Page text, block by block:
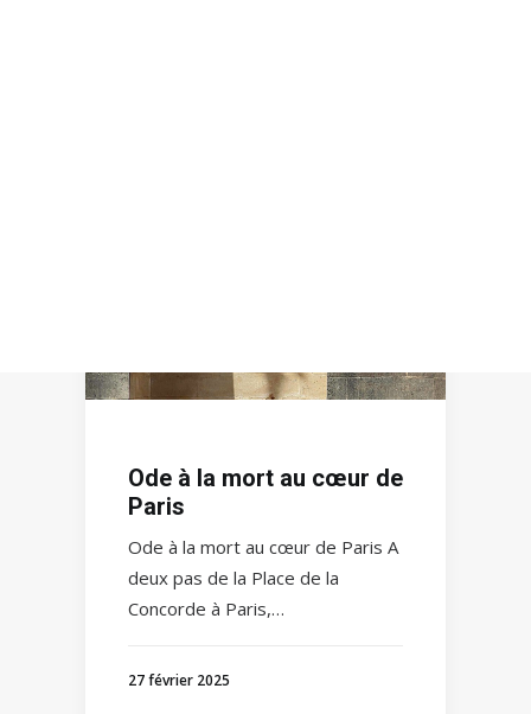
Ode à la mort au cœur de
Paris
Ode à la mort au cœur de Paris A
deux pas de la Place de la
Concorde à Paris,…
27 février 2025